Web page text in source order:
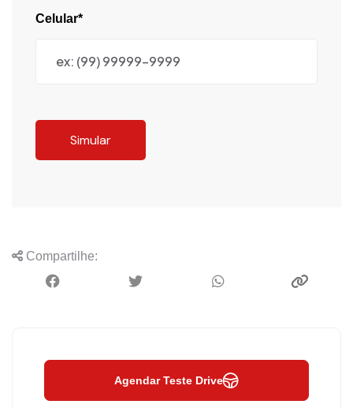
Celular*
Simular
Compartilhe:
Agendar Teste Drive